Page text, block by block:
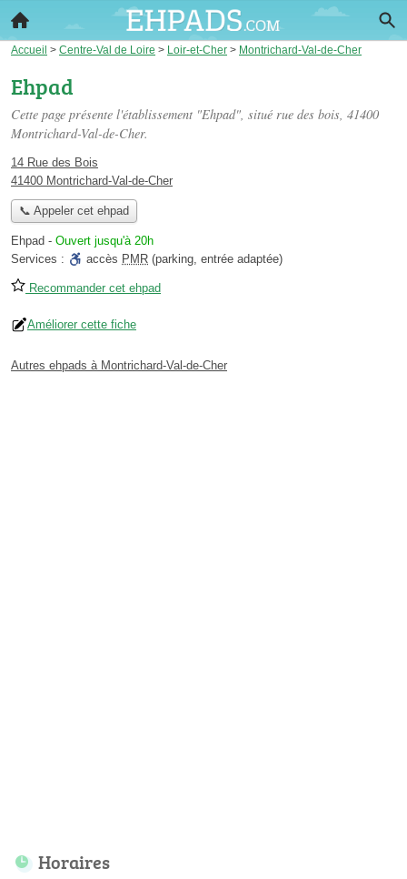
Accueil > Centre-Val de Loire > Loir-et-Cher > Montrichard-Val-de-Cher
Ehpad
Cette page présente l'établissement "Ehpad", situé rue des bois, 41400
Montrichard-Val-de-Cher.
14 Rue des Bois
41400 Montrichard-Val-de-Cher
📞 Appeler cet ehpad
Ehpad - Ouvert jusqu'à 20h
Services :
accès PMR (parking, entrée adaptée)
Recommander cet ehpad
Améliorer cette fiche
Autres ehpads à Montrichard-Val-de-Cher
Horaires